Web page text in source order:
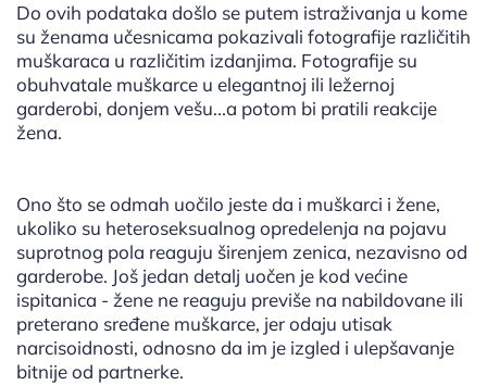
Do ovih podataka došlo se putem istraživanja u kome
su ženama učesnicama pokazivali fotografije različitih
muškaraca u različitim izdanjima. Fotografije su
obuhvatale muškarce u elegantnoj ili ležernoj
garderobi, donjem vešu...a potom bi pratili reakcije
žena.
Ono što se odmah uočilo jeste da i muškarci i žene,
ukoliko su heteroseksualnog opredelenja na pojavu
suprotnog pola reaguju širenjem zenica, nezavisno od
garderobe. Još jedan detalj uočen je kod većine
ispitanica - žene ne reaguju previše na nabildovane ili
preterano sređene muškarce, jer odaju utisak
narcisoidnosti, odnosno da im je izgled i ulepšavanje
bitnije od partnerke.